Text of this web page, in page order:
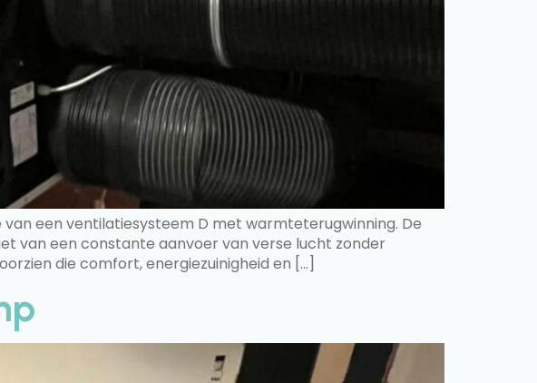
een ventilatiesysteem D met warmteterugwinning. De
van een constante aanvoer van verse lucht zonder
die comfort, energiezuinigheid en […]